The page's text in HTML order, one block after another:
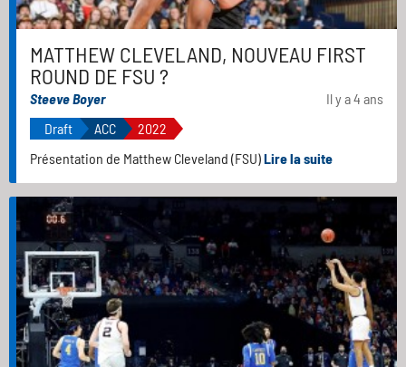
MATTHEW CLEVELAND, NOUVEAU FIRST
ROUND DE FSU ?
Steeve Boyer
Il y a 4 ans
Draft
ACC
2022
Présentation de Matthew Cleveland (FSU)Lire la suite